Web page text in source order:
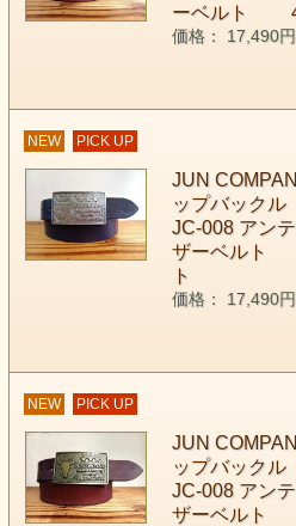
ーベルト
価格： 17,490
NEW PICK UP
JUN
ップバックル
JC-008 アン
ザーベルト
ト
価格： 17,490
NEW PICK UP
JUN
ップバックル
JC-008 アン
ザーベルト